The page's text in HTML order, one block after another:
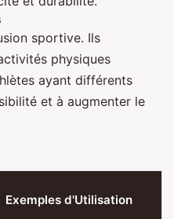
sportive. Ils
physiques
ayant différents
et à augmenter le
Exemples d'Utilisation